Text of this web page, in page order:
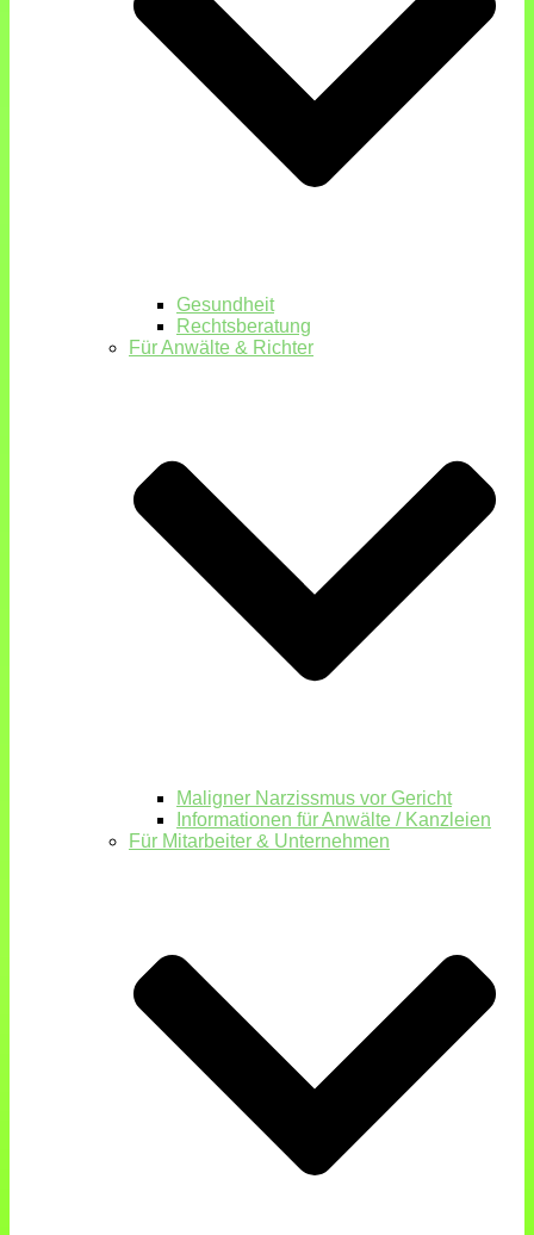
Gesundheit
Rechtsberatung
Für Anwälte & Richter
Maligner Narzissmus vor Gericht
Informationen für Anwälte / Kanzleien
Für Mitarbeiter & Unternehmen